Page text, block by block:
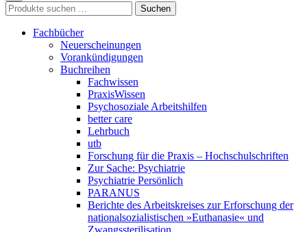
Suche
nach:
Suchen
Fachbücher
Neuerscheinungen
Vorankündigungen
Buchreihen
Fachwissen
PraxisWissen
Psychosoziale Arbeitshilfen
better care
Lehrbuch
utb
Forschung für die Praxis – Hochschulschriften
Zur Sache: Psychiatrie
Psychiatrie Persönlich
PARANUS
Berichte des Arbeitskreises zur Erforschung der
nationalsozialistischen »Euthanasie« und
Zwangssterilisation